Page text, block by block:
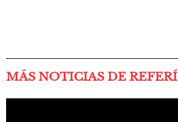
MÁS NOTICIAS DE REFERÍ